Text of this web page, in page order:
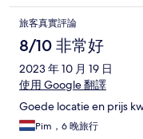
旅客真實評論
8/10 非常好
2023 年 10 月 19 日
使用 Google 翻譯
Goede locatie en prijs
Pim，6 晚旅行